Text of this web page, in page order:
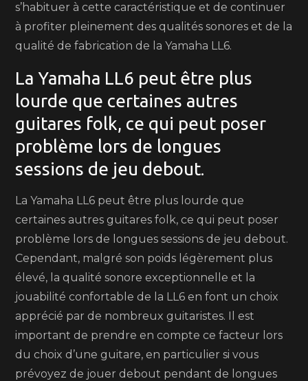
s’habituer à cette caractéristique et de continuer
à profiter pleinement des qualités sonores et de la
qualité de fabrication de la Yamaha LL6.
La Yamaha LL6 peut être plus
lourde que certaines autres
guitares folk, ce qui peut poser
problème lors de longues
sessions de jeu debout.
La Yamaha LL6 peut être plus lourde que
certaines autres guitares folk, ce qui peut poser
problème lors de longues sessions de jeu debout.
Cependant, malgré son poids légèrement plus
élevé, la qualité sonore exceptionnelle et la
jouabilité confortable de la LL6 en font un choix
apprécié par de nombreux guitaristes. Il est
important de prendre en compte ce facteur lors
du choix d’une guitare, en particulier si vous
prévoyez de jouer debout pendant de longues